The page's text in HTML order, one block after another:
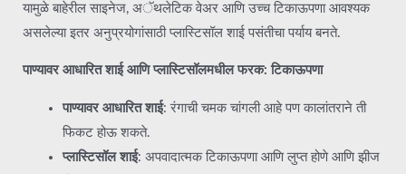
यामुळे बाहेरील साइनेज, अॅथलेटिक वेअर आणि उच्च टिकाऊपणा आवश्यक
असलेल्या इतर अनुप्रयोगांसाठी प्लास्टिसॉल शाई पसंतीचा पर्याय बनते.
पाण्यावर आधारित शाई आणि प्लास्टिसॉलमधील फरक: टिकाऊपणा
पाण्यावर आधारित शाई: रंगाची चमक चांगली आहे पण कालांतराने ती
फिकट होऊ शकते.
प्लास्टिसॉल शाई: अपवादात्मक टिकाऊपणा आणि लुप्त होणे आणि झीज